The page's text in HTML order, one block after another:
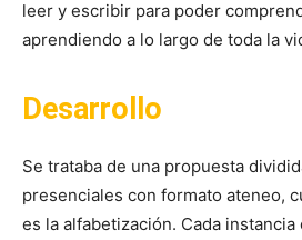
leer y escribir para poder
aprendiendo a lo largo de toda la
Desarrollo
Se trataba de una propuesta
presenciales con formato ateneo,
es la alfabetización. Cada